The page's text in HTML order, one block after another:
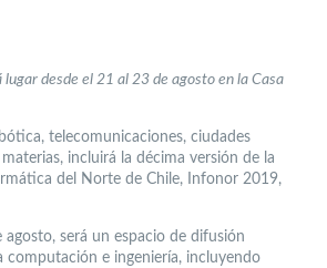
desde el 21 al 23 de agosto en la Casa
telecomunicaciones, ciudades
incluirá la décima versión de la
del Norte de Chile, Infonor 2019,
agosto, será un espacio de difusión
computación e ingeniería, incluyendo